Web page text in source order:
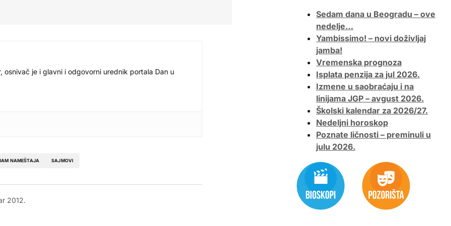
osnivač je i glavni i odgovorni urednik portala Dan u
NAMEŠTAJA SAJMOVI
2012.
Sedam dana u Beogradu – ove
nedelje…
Yambissimo! – novi doživljaj
jamba!
Vremenska prognoza
Isplata penzija za jul 2026.
Izmene u saobraćaju i na
linijama JGP – avgust 2026.
Školski kalendar za 2026/27.
Nedeljni horoskop
Poznate ličnosti – preminuli u
julu 2026.